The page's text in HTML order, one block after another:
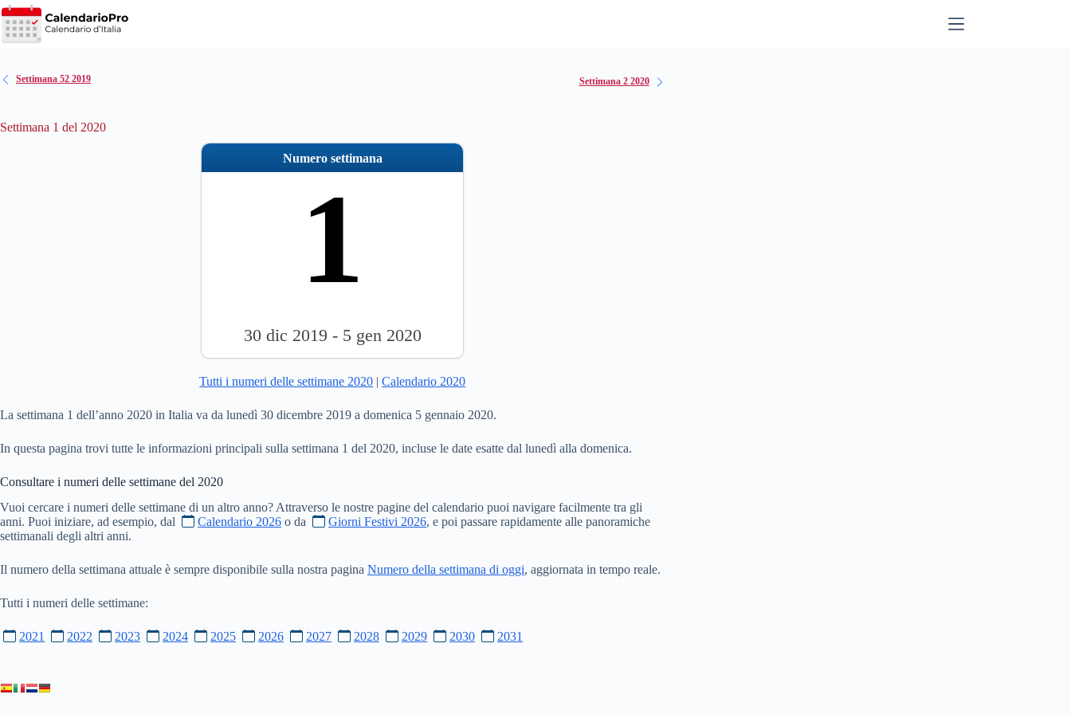
Salta
al
contenuto
Settimana 52 2019 Settimana 2 2020
Settimana 1 del 2020
Numero settimana
1
30 dic 2019 - 5 gen 2020
Tutti i numeri delle settimane 2020 |Calendario 2020
La settimana 1 dell’anno 2020 in Italia va da lunedì 30 dicembre 2019 a domenica 5 gennaio 2020.
In questa pagina trovi tutte le informazioni principali sulla settimana 1 del 2020, incluse le date esatte dal lunedì alla domenica.
Consultare i numeri delle settimane del 2020
Vuoi cercare i numeri delle settimane di un altro anno? Attraverso le nostre pagine del calendario puoi navigare facilmente tra gli
anni. Puoi iniziare, ad esempio, dal
Calendario 2026 o da Giorni Festivi 2026, e poi passare rapidamente alle panoramiche
settimanali degli altri anni.
Il numero della settimana attuale è sempre disponibile sulla nostra pagina Numero della settimana di oggi, aggiornata in tempo reale.
Tutti i numeri delle settimane:
2021 2022 2023 2024 2025 2026 2027 2028 2029 2030 2031